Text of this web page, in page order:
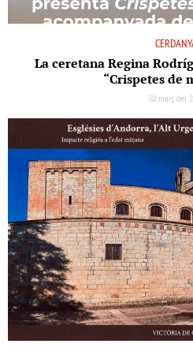
La ceretana Regina
“Crispetes de
30 març del